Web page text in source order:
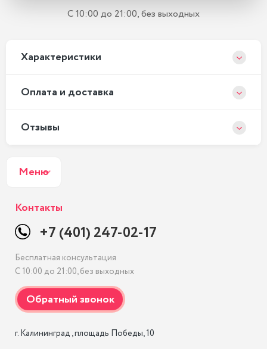
С 10:00 до 21:00, без выходных
Xарактеристики
Оплата и доставка
Отзывы
Меню
Контакты
+7 (401) 247-02-17
Бесплатная консультация
С 10:00 до 21:00, без выходных
г. Калининград , площадь Победы, 10